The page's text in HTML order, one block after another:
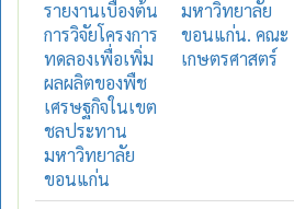
รายงานเบื้องต้น
การวิจัยโครงการ
ทดลองเพื่อเพิ่ม
ผลผลิตของพืช
เศรษฐกิจในเขต
ชลประทาน
มหาวิทยาลัย
ขอนแก่น
มหาวิทยาลัย
ขอนแก่น. คณะ
เกษตรศาสตร์